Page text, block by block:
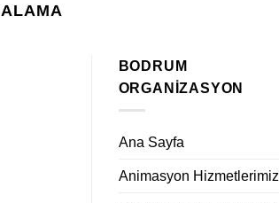
BODRUM
ORGANIZASYON
Ana Sayfa
Animasyon Hizmetlerimiz